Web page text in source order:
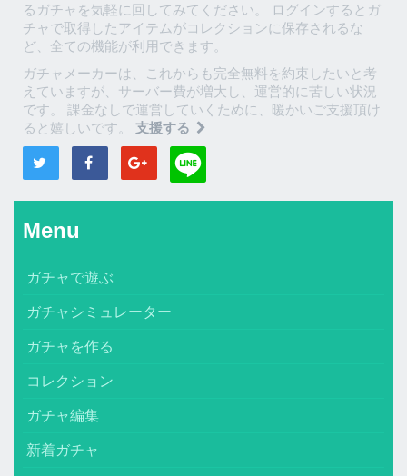
るガチャを気軽に回してみてください。 ログインするとガ
チャで取得したアイテムがコレクションに保存されるな
ど、全ての機能が利用できます。
ガチャメーカーは、これからも完全無料を約束したいと考
えていますが、サーバー費が増大し、運営的に苦しい状況
です。 課金なしで運営していくために、暖かいご支援頂け
ると嬉しいです。 支援する
Menu
ガチャで遊ぶ
ガチャシミュレーター
ガチャを作る
コレクション
ガチャ編集
新着ガチャ